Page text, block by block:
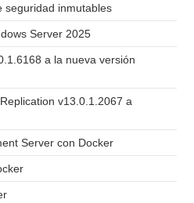
seguridad inmutables
Server 2025
a la nueva versión
v13.0.1.2067 a
Server con Docker